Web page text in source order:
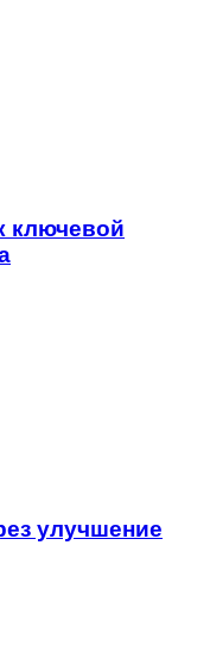
ключевой
улучшение